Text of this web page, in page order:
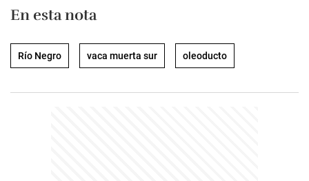
En esta nota
Río Negro vaca muerta sur oleoducto